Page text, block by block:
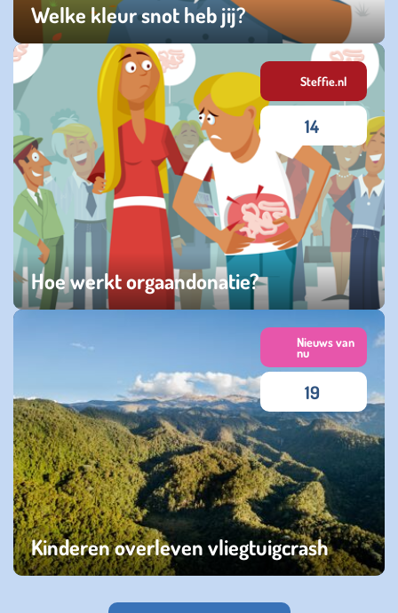
Welke kleur snot heb jij?
zaterdag 19 oktober 2024
Hoe werkt orgaandonatie?
vrijdag 11 oktober 2024
Steffie.nl
14
Kinderen overleven vliegtuigcrash
Nieuws van
nu
19